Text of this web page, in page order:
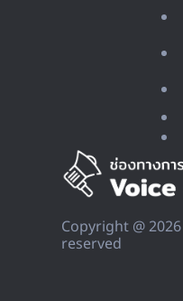
Copyright @
reserved